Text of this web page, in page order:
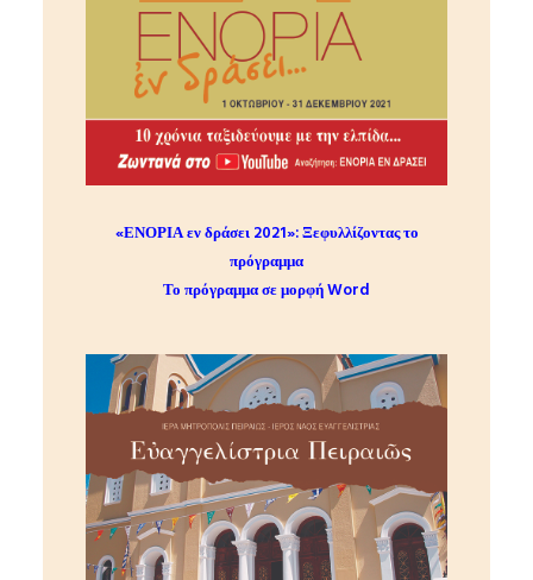
«ΕΝΟΡΙΑ εν δράσει 2021»:Ξεφυλλίζοντας το
πρόγραμμα
Το πρόγραμμα σε μορφή Word